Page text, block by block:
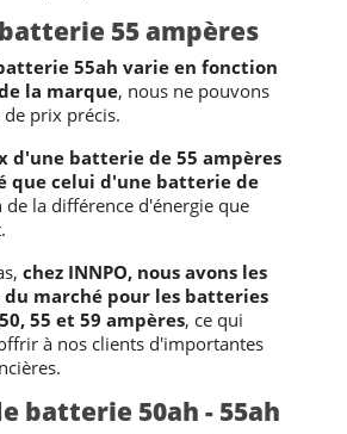
55 ampères
55ah varie en fonction
la marque, nous ne pouvons
prix précis.
d'une batterie de 55 ampères
que celui d'une batterie de
de la différence d'énergie que
chez INNPO, nous avons les
marché pour les batteries
55 et 59 ampères, ce qui
à nos clients d'importantes
batterie 50ah - 55ah